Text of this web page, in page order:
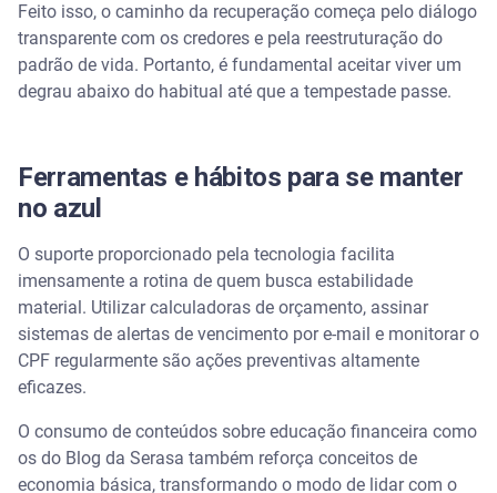
Feito isso, o caminho da recuperação começa pelo diálogo
transparente com os credores e pela reestruturação do
padrão de vida. Portanto, é fundamental aceitar viver um
degrau abaixo do habitual até que a tempestade passe.
Ferramentas e hábitos para se manter
no azul
O suporte proporcionado pela tecnologia facilita
imensamente a rotina de quem busca estabilidade
material. Utilizar calculadoras de orçamento, assinar
sistemas de alertas de vencimento por e-mail e monitorar o
CPF regularmente são ações preventivas altamente
eficazes.
O consumo de conteúdos sobre educação financeira como
os do Blog da Serasa também reforça conceitos de
economia básica, transformando o modo de lidar com o